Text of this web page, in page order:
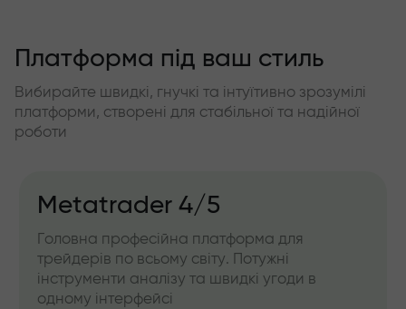
Платформа під ваш стиль
Вибирайте швидкі, гнучкі та інтуїтивно зрозумілі
платформи, створені для стабільної та надійної
роботи
Metatrader 4/5
Головна професійна платформа для
трейдерів по всьому світу. Потужні
інструменти аналізу та швидкі угоди в
одному інтерфейсі